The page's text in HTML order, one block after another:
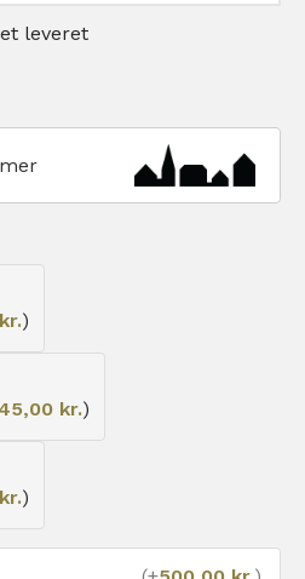
leveret
kr.)
45,00 kr.)
kr.)